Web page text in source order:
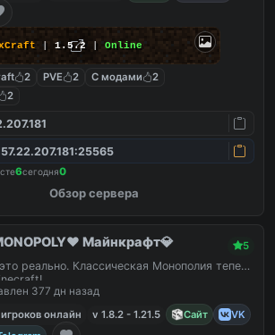
| 1.5.2 | Online
2 PVE 2 С модами
2
2
6сегодня0
Обзор сервера
Майнкрафт💎 5
реально. Классическая Монополия теперь
377 дн назад
онлайн
v 1.8.2 - 1.21.5 Сайт
VK